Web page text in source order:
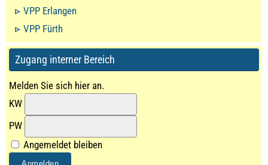
VPP Erlangen
VPP Fürth
Zugang interner Bereich
Melden Sie sich hier an.
KW
PW
Angemeldet bleiben